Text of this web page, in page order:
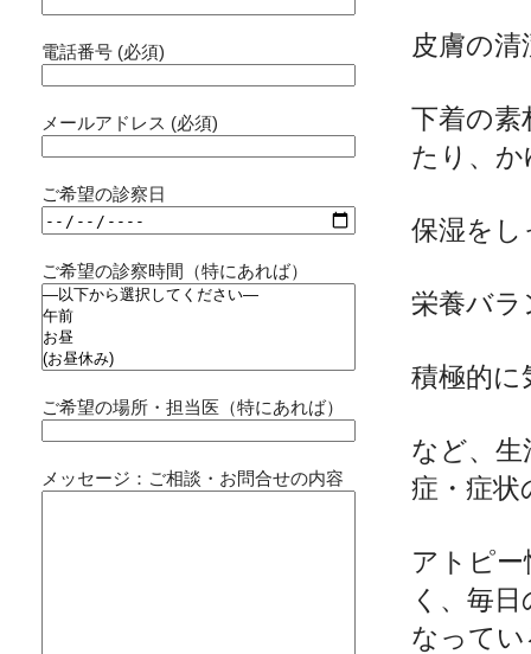
皮膚の
下着の素
たり、
保湿をし
栄養バラ
積極的に
など、
症・症状
アトピ
く、毎
なって
電話番号 (必須)
メールアドレス (必須)
ご希望の診察日
ご希望の診察時間（特にあれば）
ご希望の場所・担当医（特にあれば）
メッセージ：ご相談・お問合せの内容